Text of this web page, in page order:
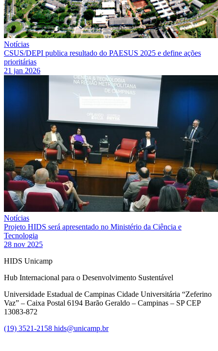
Notícias
CSUS/DEPI publica resultado do PAESUS 2025 e define ações
prioritárias
21 jan 2026
Notícias
Projeto HIDS será apresentado no Ministério da Ciência e
Tecnologia
28 nov 2025
HIDS Unicamp
Hub Internacional para o Desenvolvimento Sustentável
Universidade Estadual de Campinas Cidade Universitária “Zeferino
Vaz” – Caixa Postal 6194 Barão Geraldo – Campinas – SP CEP
13083-872
(19) 3521-2158 hids@unicamp.br